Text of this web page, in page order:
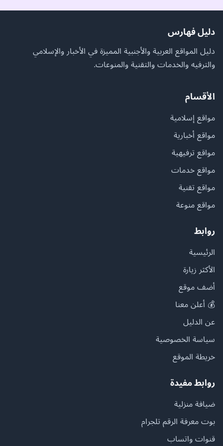
دليل فهارس
دليل المواقع العربية والأجنبية المميزة في الأخبار والإسلامي
والترفيه والخدمات والتقنية والمنوعات.
الأقسام
مواقع إسلامية
مواقع أخبارية
مواقع ترفيهية
مواقع خدمات
مواقع تقنية
مواقع منوعة
روابط
الرئيسية
الأكثر زيارة
أضف موقع
💰 أعلن معنا
عن الدليل
سياسة الخصوصية
خريطة الموقع
روابط مفيدة
ضيافة منزلية
بوت معرفة الرقم تلجرام
قنوات واتساب